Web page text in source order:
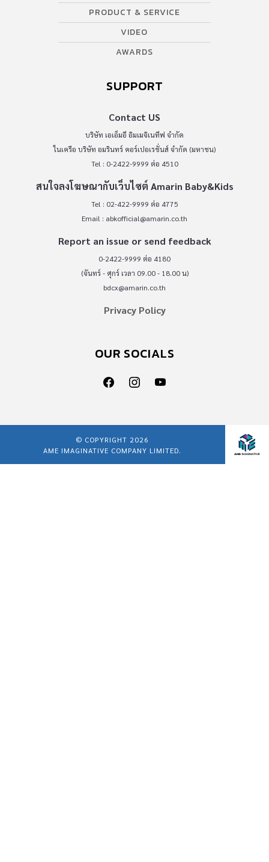
PRODUCT & SERVICE
VIDEO
AWARDS
SUPPORT
Contact US
บริษัท เอเอ็มอี อิมเมจิเนทีฟ จำกัด
ในเครือ บริษัท อมรินทร์ คอร์เปอเรชั่นส์ จำกัด (มหาชน)
Tel : 0-2422-9999 ต่อ 4510
สนใจลงโฆษณากับเว็บไซต์ Amarin Baby&Kids
Tel : 02-422-9999 ต่อ 4775
Email : abkofficial@amarin.co.th
Report an issue or send feedback
0-2422-9999 ต่อ 4180
(จันทร์ - ศุกร์ เวลา 09.00 - 18.00 น)
bdcx@amarin.co.th
Privacy Policy
OUR SOCIALS
© COPYRIGHT 2026
AME IMAGINATIVE COMPANY LIMITED.